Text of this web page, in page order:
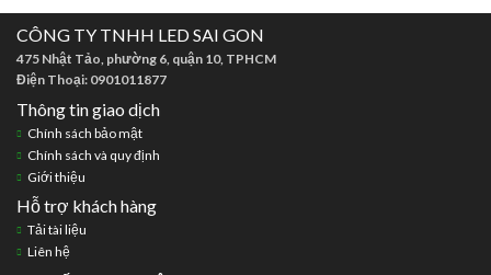
CÔNG TY TNHH LED SAI GON
475 Nhật Tảo, phường 6, quận 10, TPHCM
Điện Thoại: 0901011877
Thông tin giao dịch
Chính sách bảo mật
Chính sách và quy định
Giới thiệu
Hỗ trợ khách hàng
Tải tài liệu
Liên hệ